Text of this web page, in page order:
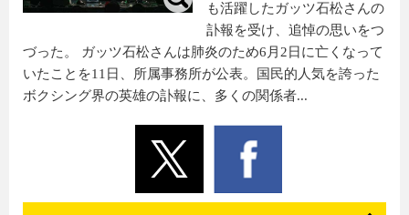
も活躍したガッツ石松さんの
訃報を受け、追悼の思いをつ
づった。 ガッツ石松さんは肺炎のため6月2日に亡くなって
いたことを11日、所属事務所が公表。国民的人気を誇った
ボクシング界の英雄の訃報に、多くの関係者...